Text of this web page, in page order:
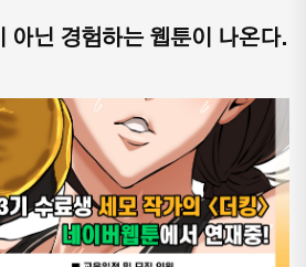
아닌 경험하는 웹툰이 나온다.